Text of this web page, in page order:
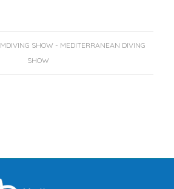
MDIVING SHOW - MEDITERRANEAN DIVING
SHOW